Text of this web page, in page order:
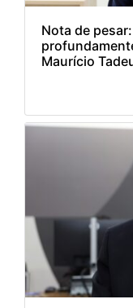
Nota de
Maurício